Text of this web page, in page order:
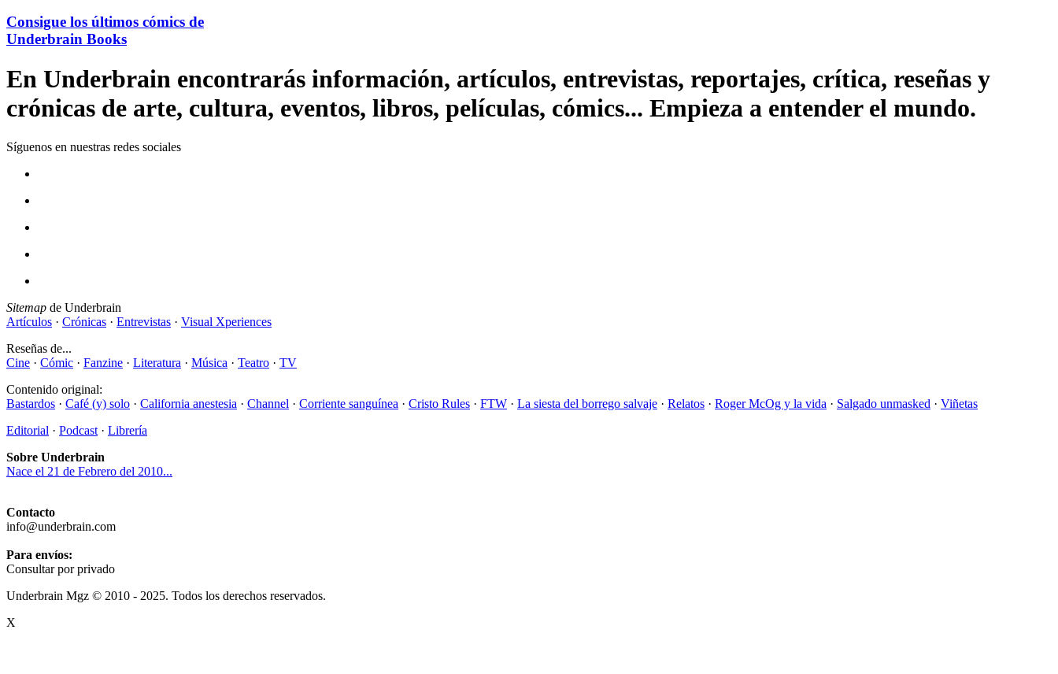
Consigue los últimos cómics de
Underbrain Books
En Underbrain encontrarás información, artículos, entrevistas, reportajes, crítica, reseñas y
crónicas de arte, cultura, eventos, libros, películas, cómics... Empieza a entender el mundo.
Síguenos en nuestras redes sociales
Sitemap de Underbrain
Artículos · Crónicas · Entrevistas · Visual Xperiences
Reseñas de...
Cine · Cómic · Fanzine · Literatura · Música · Teatro · TV
Contenido original:
Bastardos · Café (y) solo · California anestesia · Channel · Corriente sanguínea · Cristo Rules · FTW · La siesta del borrego salvaje · Relatos · Roger McOg y la vida · Salgado unmasked · Viñetas
Editorial · Podcast · Librería
Sobre Underbrain
Nace el 21 de Febrero del 2010...
Contacto
info@underbrain.com
Para envíos:
Consultar por privado
Underbrain Mgz © 2010 - 2025. Todos los derechos reservados.
X